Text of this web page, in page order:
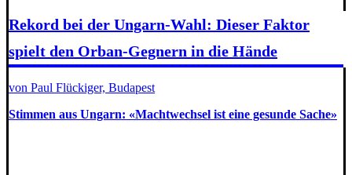
Rekord bei der Ungarn-Wahl: Dieser Faktor
spielt den Orban-Gegnern in die Hände
von Paul Flückiger, Budapest
Stimmen aus Ungarn: «Machtwechsel ist eine gesunde Sache»